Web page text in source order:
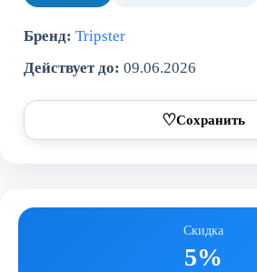
Бренд: Tripster
Действует до: 09.06.2026
♡Сохранить
Скидка
5%